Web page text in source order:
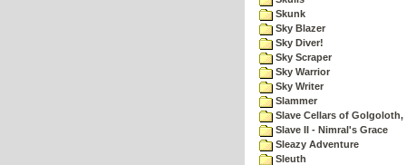
Skunk
Sky Blazer
Sky Diver!
Sky Scraper
Sky Warrior
Sky Writer
Slammer
Slave Cellars of Golgoloth,
Slave II - Nimral's Grace
Sleazy Adventure
Sleuth